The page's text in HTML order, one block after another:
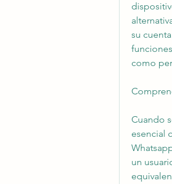
su
como
Cuando
esencial
un